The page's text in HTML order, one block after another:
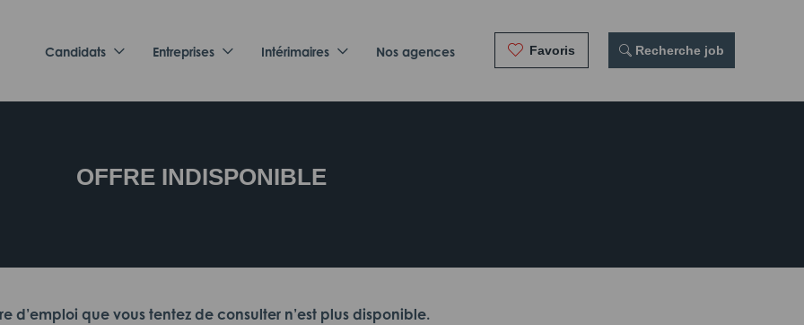
Candidats Entreprises Intérimaires Nos agences Favoris Recherche job
OFFRE INDISPONIBLE
d’emploi que vous tentez de consulter n’est plus disponible.